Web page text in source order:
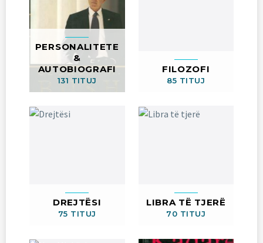
PERSONALITETE
&
AUTOBIOGRAFI
131 TITUJ
FILOZOFI
85 TITUJ
DREJTËSI
75 TITUJ
LIBRA TË TJERË
70 TITUJ